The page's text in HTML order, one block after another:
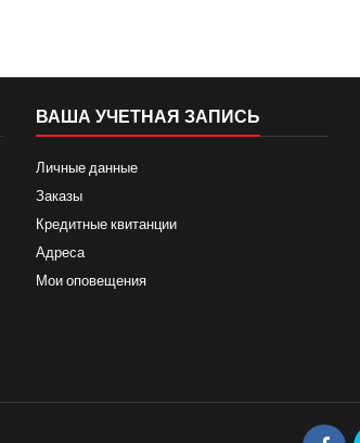
ВАША УЧЕТНАЯ ЗАПИСЬ
Личные данные
Заказы
Кредитные квитанции
Адреса
Мои оповещения